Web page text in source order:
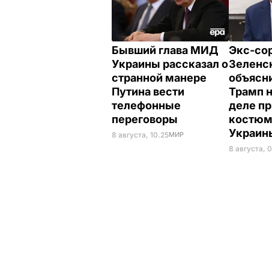
Бывший глава МИД
Украины рассказал о
странной манере
Путина вести
телефонные
переговоры
8 августа, 10.25МИР
Экс-
Трамп
деле
8 августа,